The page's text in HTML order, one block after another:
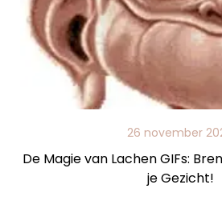
26 november
De Magie van Lachen GIFs:
je Gezicht!